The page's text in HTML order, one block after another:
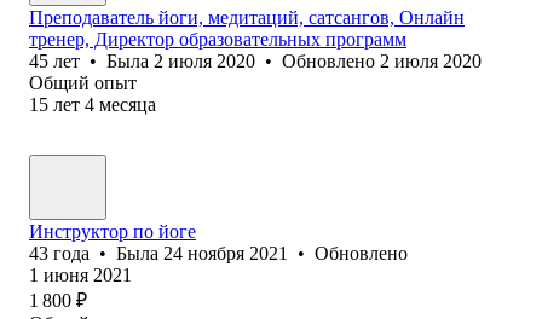
Преподаватель йоги, медитаций, сатсангов, Онлайн
тренер, Директор образовательных программ
45 лет • Была 2 июля 2020 • Обновлено 2 июля 2020
Общий опыт
15 лет 4 месяца
Инструктор по йоге
43 года • Была 24 ноября 2021 • Обновлено
1 июня 2021
1 800 ₽